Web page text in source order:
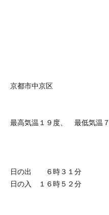
京都市中京区
最高気温１９度、 最低気温
日の出 ６時３１分
日の入 １６時５２分